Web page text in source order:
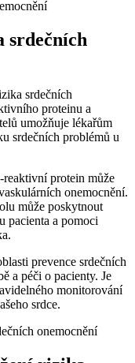
srdečních
srdečních
proteinu a
umožňuje lékařům
srdečních problémů u
protein může
onemocnění.
může poskytnout
pacienta a pomoci
prevence srdečních
a péči o pacienty. Je
monitorování
srdce.